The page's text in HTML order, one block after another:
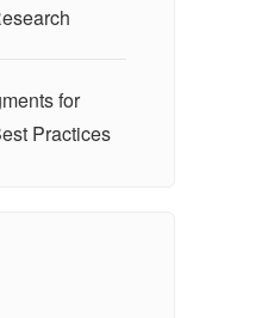
for
Practices